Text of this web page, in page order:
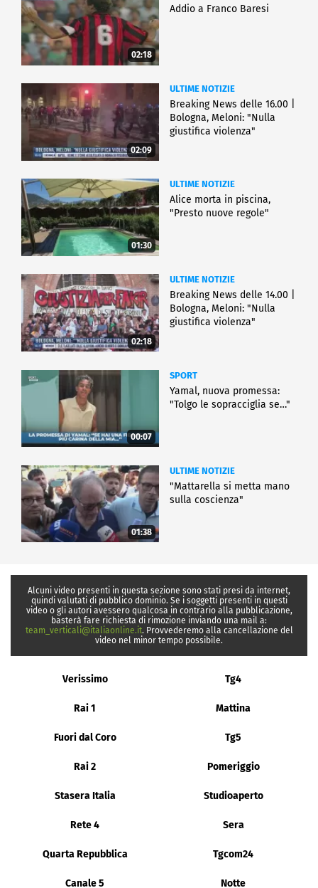
02:18
Addio a Franco Baresi
02:09
ULTIME NOTIZIE
Breaking News delle 16.00 |
Bologna, Meloni: "Nulla
giustifica violenza"
01:30
ULTIME NOTIZIE
Alice morta in piscina,
"Presto nuove regole"
02:18
ULTIME NOTIZIE
Breaking News delle 14.00 |
Bologna, Meloni: "Nulla
giustifica violenza"
00:07
SPORT
Yamal, nuova promessa:
"Tolgo le sopracciglia se…"
01:38
ULTIME NOTIZIE
"Mattarella si metta mano
sulla coscienza"
Alcuni video presenti in questa sezione sono stati presi da internet,
quindi valutati di pubblico dominio. Se i soggetti presenti in questi
video o gli autori avessero qualcosa in contrario alla pubblicazione,
basterà fare richiesta di rimozione inviando una mail a:
team_verticali@italiaonline.it. Provvederemo alla cancellazione del
video nel minor tempo possibile.
Verissimo Tg4
Rai 1 Mattina
Fuori dal Coro Tg5
Rai 2 Pomeriggio
Stasera Italia Studioaperto
Rete 4 Sera
Quarta Repubblica Tgcom24
Canale 5 Notte